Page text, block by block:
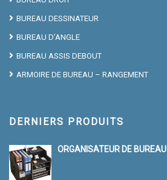
BUREAU DESSINATEUR
BUREAU D’ANGLE
BUREAU ASSIS DEBOUT
ARMOIRE DE BUREAU – RANGEMENT
DERNIERS PRODUITS
ORGANISATEUR DE BUREAU